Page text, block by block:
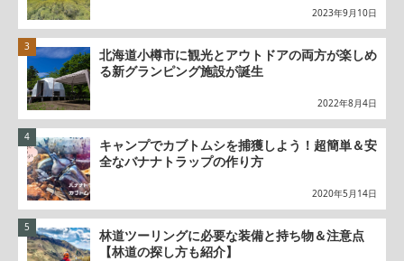
2023年9月10日
北海道小樽市に観光とアウトドアの両方が楽しめ
る新グランピング施設が誕生
2022年8月4日
キャンプでカブトムシを捕獲しよう！超簡単＆安
全なバナナトラップの作り方
2020年5月14日
林道ツーリングに必要な装備と持ち物＆注意点
【林道の探し方も紹介】